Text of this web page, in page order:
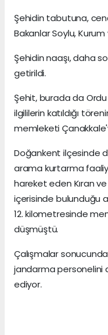
Şehidin tabutuna,
Bakanlar Soylu,
Şehidin naaşı, daha
getirildi.
Şehit, burada da
ilgililerin katıldığı
memleketi
Doğankent ilçesinde
arama kurtarma
hareket eden Kıran
içerisinde bulunduğu
12. kilometresinde
düşmüştü.
Çalışmalar sonucunda
jandarma personelini
ediyor.